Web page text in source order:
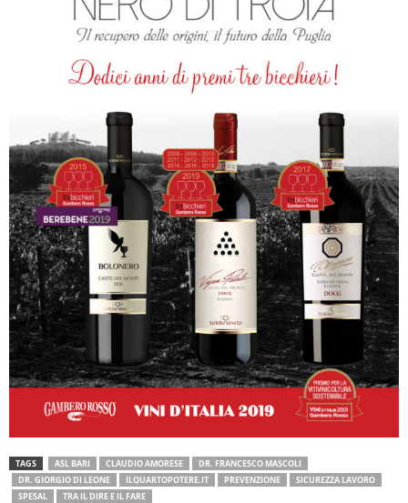
TAGS ASL BARI CLAUDIO AMORESE
DR. FRANCESCO MASCOLI
DR. GIORGIO DI LEONE
ILQUARTOPOTERE.IT PREVENZIONE
SICUREZZA LAVORO
SPESAL
TRA IL DIRE E IL FARE